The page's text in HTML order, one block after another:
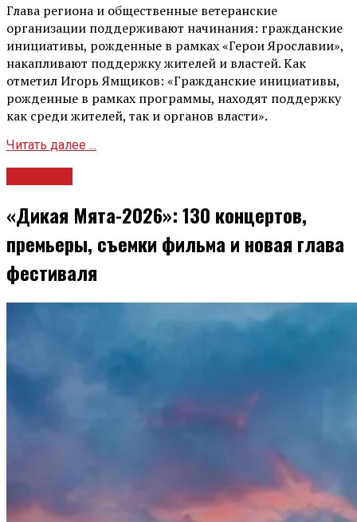
Глава региона и общественные ветеранские
организации поддерживают начинания: гражданские
инициативы, рожденные в рамках «Герои Ярославии»,
накапливают поддержку жителей и властей. Как
отметил Игорь Ямщиков: «Гражданские инициативы,
рожденные в рамках программы, находят поддержку
как среди жителей, так и органов власти».
Читать далее ...
«Дикая Мята-2026»: 130 концертов,
премьеры, съемки фильма и новая глава
фестиваля